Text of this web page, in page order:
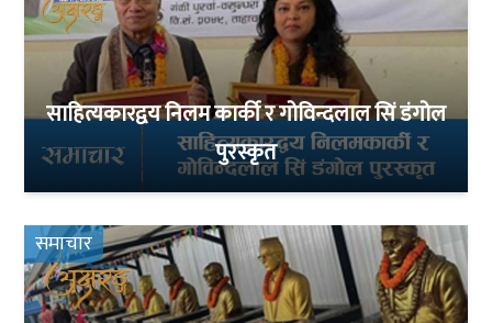
साहित्यकारद्वय निलम कार्की र गोविन्दलाल सिं डंगोल
पुरस्कृत
समाचार